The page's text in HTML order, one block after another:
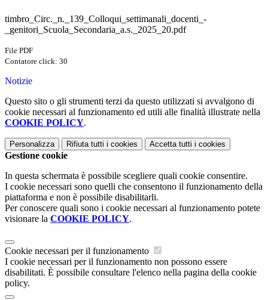
timbro_Circ._n._139_Colloqui_settimanali_docenti_-
_genitori_Scuola_Secondaria_a.s._2025_20.pdf
File PDF
Contatore click: 30
Notizie
Questo sito o gli strumenti terzi da questo utilizzati si avvalgono di
cookie necessari al funzionamento ed utili alle finalità illustrate nella
COOKIE POLICY.
Personalizza Rifiuta tutti i cookies Accetta tutti i cookies
Gestione cookie
In questa schermata è possibile scegliere quali cookie consentire.
I cookie necessari sono quelli che consentono il funzionamento della
piattaforma e non è possibile disabilitarli.
Per conoscere quali sono i cookie necessari al funzionamento potete
visionare la COOKIE POLICY.
Cookie necessari per il funzionamento
I cookie necessari per il funzionamento non possono essere
disabilitati. È possibile consultare l'elenco nella pagina della cookie
policy.